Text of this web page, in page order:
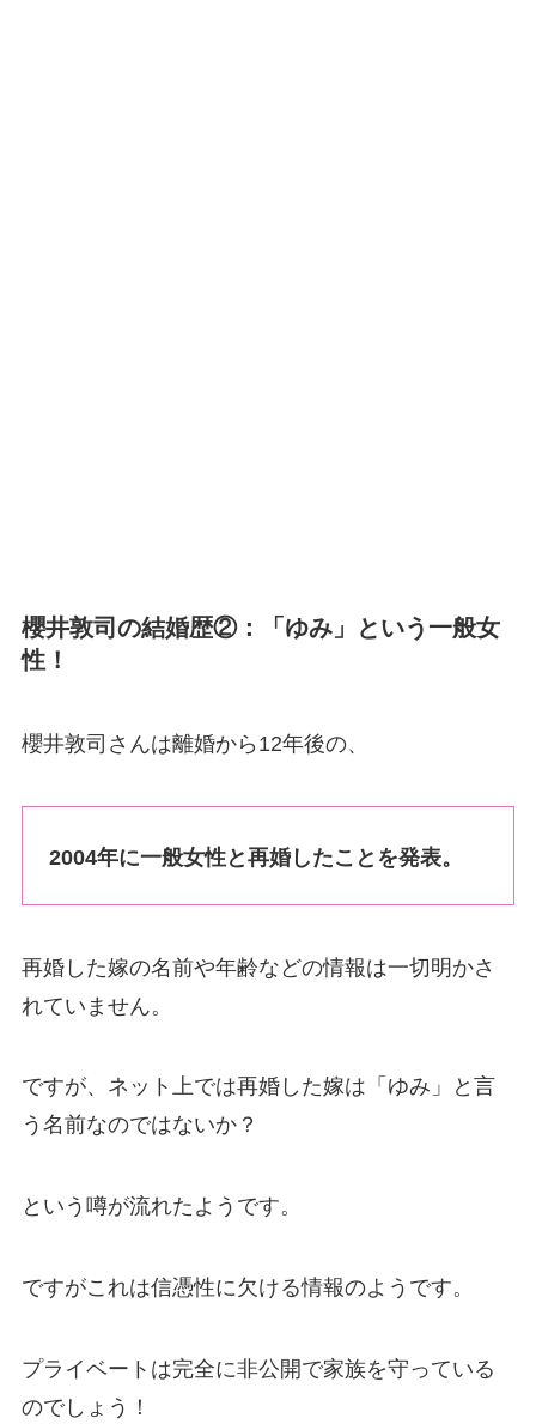
櫻井敦司の結婚歴②：「ゆみ」という一般女
性！
櫻井敦司さんは離婚から12年後の、
2004年に一般女性と再婚したことを発表。
再婚した嫁の名前や年齢などの情報は一切明かさ
れていません。
ですが、 ネット上では再婚した嫁は「ゆみ」と言
う名前なのではないか？
という噂が流れたようです。
ですがこれは信憑性に欠ける情報のようです。
プライベートは完全に非公開で家族を守っている
のでしょう！